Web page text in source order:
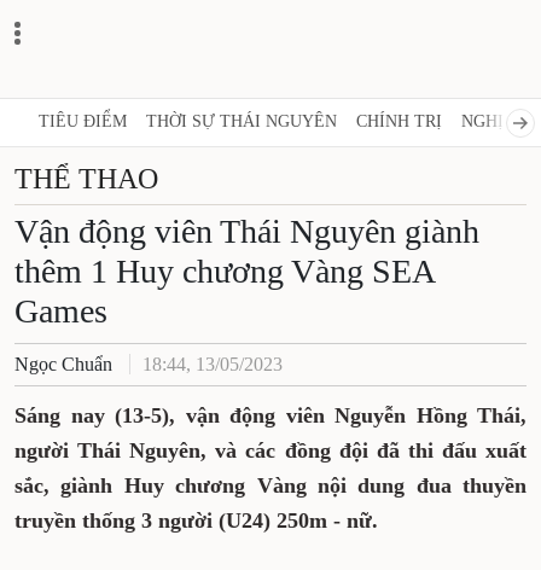
TIÊU ĐIỂM THỜI SỰ THÁI NGUYÊN CHÍNH TRỊ NGHỊ
THỂ THAO
Vận động viên Thái Nguyên giành
thêm 1 Huy chương Vàng SEA
Games
Ngọc Chuẩn 18:44, 13/05/2023
Sáng nay (13-5), vận động viên Nguyễn Hồng Thái,
người Thái Nguyên, và các đồng đội đã thi đấu xuất
sắc, giành Huy chương Vàng nội dung đua thuyền
truyền thống 3 người (U24) 250m - nữ.